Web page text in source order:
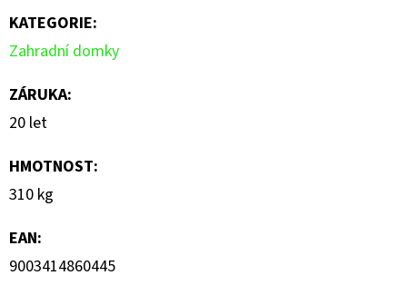
KATEGORIE:
Zahradní domky
ZÁRUKA:
20 let
HMOTNOST:
310 kg
EAN:
9003414860445